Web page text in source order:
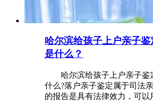
哈尔滨给孩子上户亲子
是什么？
哈尔滨给孩子上户亲子鉴
什么?落户亲子鉴定属于司法
的报告是具有法律效力，可以